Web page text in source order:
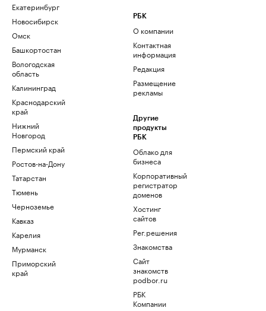
Екатеринбург
Новосибирск
Омск
Башкортостан
Вологодская
область
Калининград
Краснодарский
край
Нижний
Новгород
Пермский край
Ростов-на-Дону
Татарстан
Тюмень
Черноземье
Кавказ
Карелия
Мурманск
Приморский
край
РБК
О компании
Контактная
информация
Редакция
Размещение
рекламы
Другие
продукты
РБК
Облако для
бизнеса
Корпоративный
регистратор
доменов
Хостинг
сайтов
Рег.решения
Знакомства
Сайт
знакомств
podbor.ru
РБК
Компании